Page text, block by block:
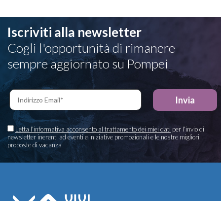
Iscriviti alla newsletter
Cogli l'opportunità di rimanere
sempre aggiornato su Pompei
Letta l'informativa acconsento al trattamento dei miei dati per l'invio di
newsletter inerenti ad eventi e iniziative promozionali e le nostre migliori
proposte di vacanza